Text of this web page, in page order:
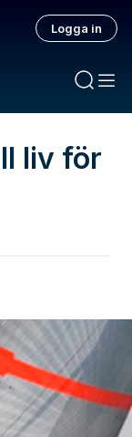
Logga in
liv för